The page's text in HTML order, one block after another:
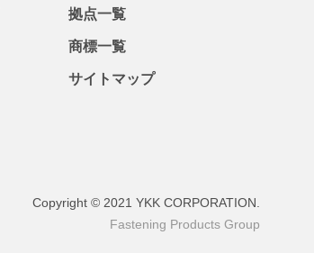
拠点一覧
商標一覧
サイトマップ
Copyright © 2021 YKK CORPORATION.
Fastening Products Group